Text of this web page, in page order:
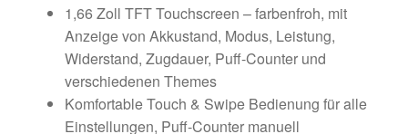
1,66 Zoll TFT Touchscreen – farbenfroh, mit
Anzeige von Akkustand, Modus, Leistung,
Widerstand, Zugdauer, Puff-Counter und
verschiedenen Themes
Komfortable Touch & Swipe Bedienung für alle
Einstellungen, Puff-Counter manuell